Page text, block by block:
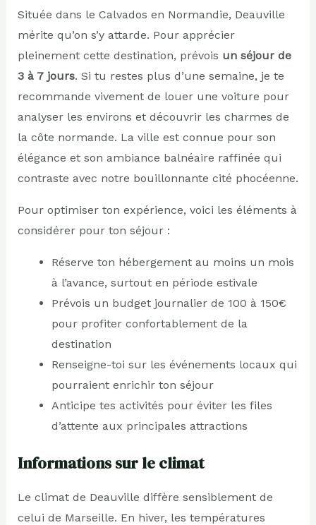
Située dans le Calvados en Normandie, Deauville
mérite qu’on s’y attarde. Pour apprécier
pleinement cette destination, prévois un séjour de
3 à 7 jours. Si tu restes plus d’une semaine, je te
recommande vivement de louer une voiture pour
analyser les environs et découvrir les charmes de
la côte normande. La ville est connue pour son
élégance et son ambiance balnéaire raffinée qui
contraste avec notre bouillonnante cité phocéenne.
Pour optimiser ton expérience, voici les éléments à
considérer pour ton séjour :
Réserve ton hébergement au moins un mois
à l’avance, surtout en période estivale
Prévois un budget journalier de 100 à 150€
pour profiter confortablement de la
destination
Renseigne-toi sur les événements locaux qui
pourraient enrichir ton séjour
Anticipe tes activités pour éviter les files
d’attente aux principales attractions
Informations sur le climat
Le climat de Deauville diffère sensiblement de
celui de Marseille. En hiver, les températures